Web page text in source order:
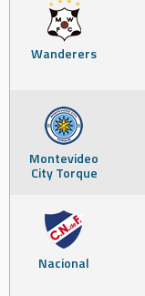
Wanderers
Montevideo
City Torque
Nacional